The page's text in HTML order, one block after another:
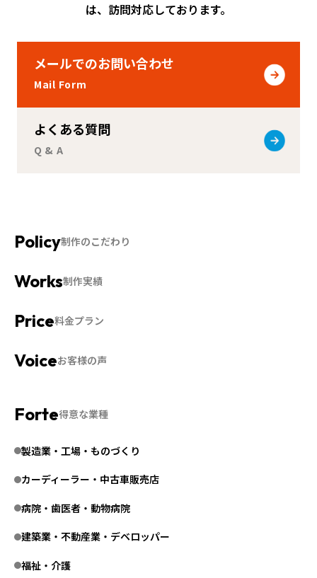
は、訪問対応しております。
メールでのお問い合わせ
Mail Form
よくある質問
Q & A
制作のこだわり
制作実績
料金プラン
お客様の声
得意な業種
製造業・工場・ものづくり
カーディーラー・中古車販売店
病院・歯医者・動物病院
建築業・不動産業・デベロッパー
福祉・介護